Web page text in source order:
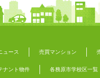
ュース 売買マンション
ナント物件 各務原市学校区一覧